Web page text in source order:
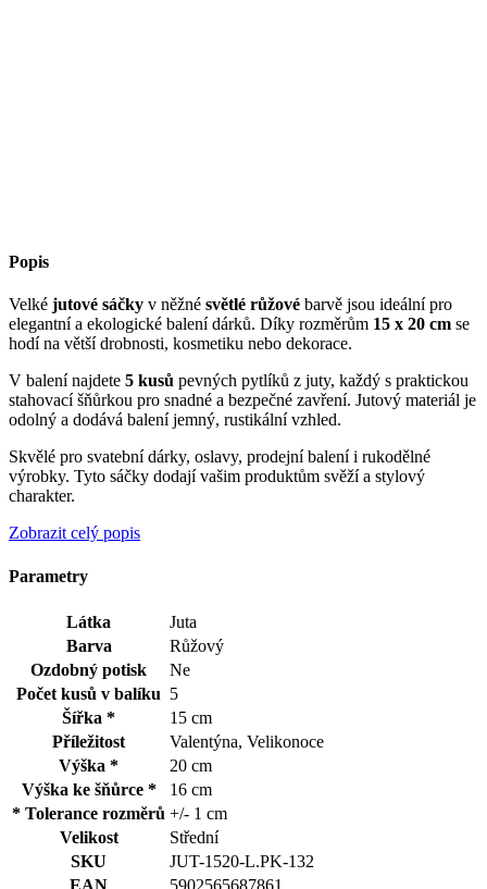
Popis
Velké jutové sáčky v něžné světlé růžové barvě jsou ideální pro
elegantní a ekologické balení dárků. Díky rozměrům 15 x 20 cm se
hodí na větší drobnosti, kosmetiku nebo dekorace.
V balení najdete 5 kusů pevných pytlíků z juty, každý s praktickou
stahovací šňůrkou pro snadné a bezpečné zavření. Jutový materiál je
odolný a dodává balení jemný, rustikální vzhled.
Skvělé pro svatební dárky, oslavy, prodejní balení i rukodělné
výrobky. Tyto sáčky dodají vašim produktům svěží a stylový
charakter.
Zobrazit celý popis
Parametry
Látka
Juta
Barva
Růžový
Ozdobný potisk
Ne
Počet kusů v balíku 5
Šířka *
15 cm
Příležitost
Valentýna, Velikonoce
Výška *
20 cm
Výška ke šňůrce *
16 cm
* Tolerance rozměrů +/- 1 cm
Velikost
Střední
SKU
JUT-1520-L.PK-132
EAN
5902565687861